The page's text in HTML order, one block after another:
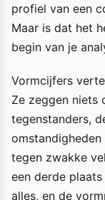
profiel van een
Maar is dat het
begin van je
Vormcijfers
Ze zeggen niets
tegenstanders,
tegen zwakke
een derde
alles, en de